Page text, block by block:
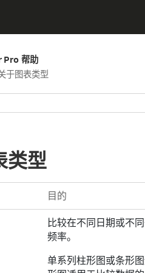
帮助
于图表类型
类型
目的
比较在不同日期或不
频率。
单系列柱形图或条形